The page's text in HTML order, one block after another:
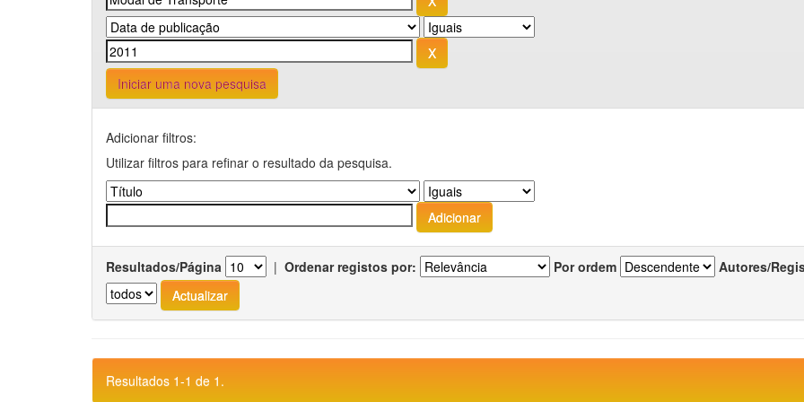
Iniciar uma nova pesquisa
Adicionar filtros:
Utilizar filtros para refinar o resultado da pesquisa.
Resultados/Página | Ordenar registos por: Por ordem Autores/
Resultados 1-1 de 1.